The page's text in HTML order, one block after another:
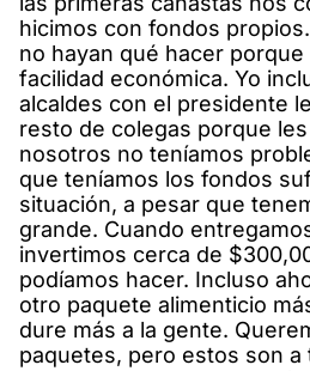
hicimos con fondos
no hayan qué hacer
facilidad económica. Yo
alcaldes con el presidente
resto de colegas porque
nosotros no teníamos
que teníamos los fondos
situación, a pesar que
grande. Cuando
invertimos cerca de
podíamos hacer. Incluso
otro paquete alimenticio
dure más a la gente.
paquetes, pero estos son a